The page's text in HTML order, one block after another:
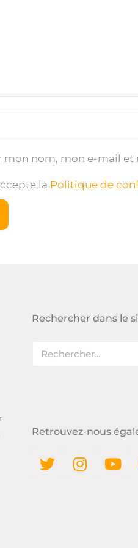
mon nom, mon e-mail
la Politique de
Rechercher dans le
Retrouvez-nous